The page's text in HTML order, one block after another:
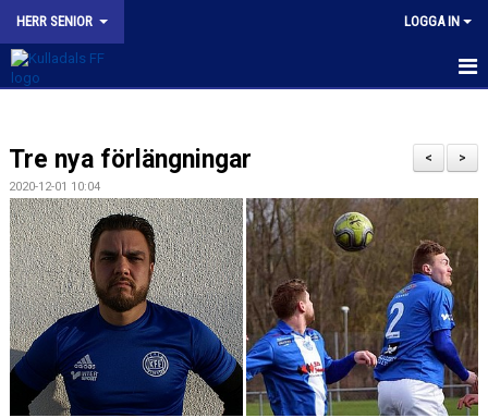
HERR SENIOR LOGGA IN
NYHETER
KALENDER
TRUPPEN
BILDGALLERI
KONTAKT
MATCHER
>
<
Tre nya förlängningar
2020-12-01 10:04